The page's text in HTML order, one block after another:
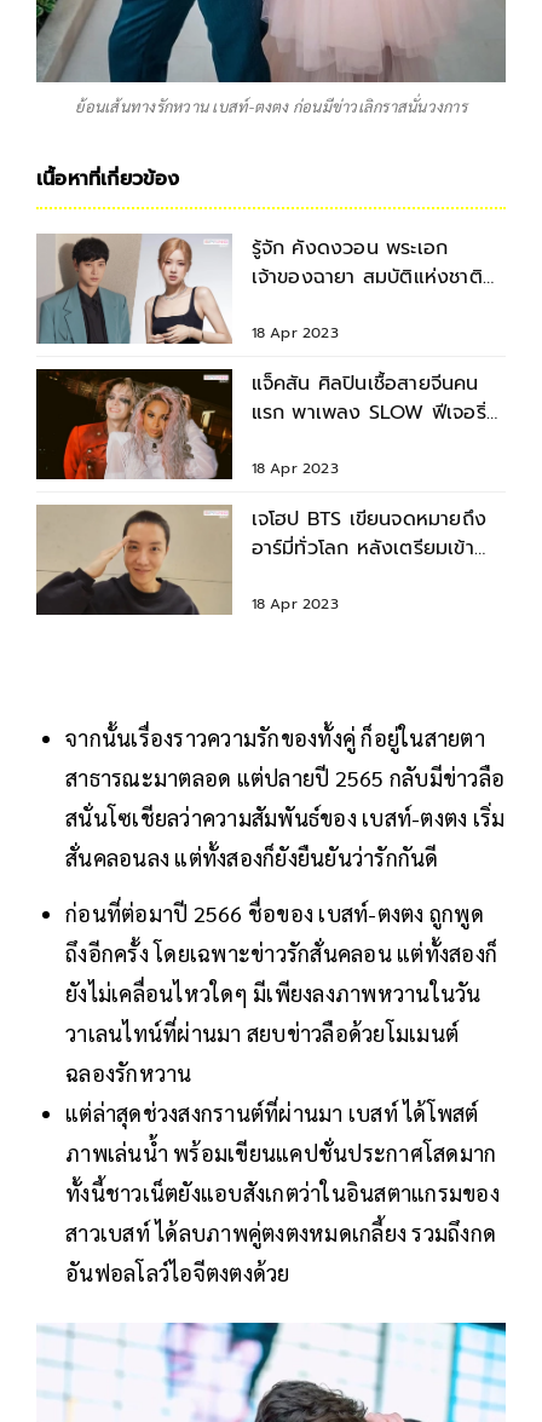
ย้อนเส้นทางรักหวาน เบสท์-ตงตง ก่อนมีข่าวเลิกราสนั่นวงการ
เนื้อหาที่เกี่ยวข้อง
รู้จัก คังดงวอน พระเอก
เจ้าของฉายา สมบัติแห่งชาติ
18 Apr 2023
แจ็คสัน ศิลปินเชื้อสายจีนคน
แรก พาเพลง SLOW ฟีเจอริ่ง
18 Apr 2023
เจโฮป BTS เขียนจดหมายถึง
อาร์มี่ทั่วโลก หลังเตรียมเข้า
18 Apr 2023
จากนั้นเรื่องราวความรักของทั้งคู่ ก็อยู่ในสายตา
สาธารณะมาตลอด แต่ปลายปี 2565 กลับมีข่าวลือ
สนั่นโซเชียลว่าความสัมพันธ์ของ เบสท์-ตงตง เริ่ม
สั่นคลอนลง แต่ทั้งสองก็ยังยืนยันว่ารักกันดี
ก่อนที่ต่อมาปี 2566 ชื่อของ เบสท์-ตงตง ถูกพูด
ถึงอีกครั้ง โดยเฉพาะข่าวรักสั่นคลอน แต่ทั้งสองก็
ยังไม่เคลื่อนไหวใดๆ มีเพียงลงภาพหวานในวัน
วาเลนไทน์ที่ผ่านมา สยบข่าวลือด้วยโมเมนต์
ฉลองรักหวาน
แต่ล่าสุดช่วงสงกรานต์ที่ผ่านมา เบสท์ ได้โพสต์
ภาพเล่นน้ำ พร้อมเขียนแคปชั่นประกาศโสดมาก
ทั้งนี้ชาวเน็ตยังแอบสังเกตว่าในอินสตาแกรมของ
สาวเบสท์ ได้ลบภาพคู่ตงตงหมดเกลี้ยง รวมถึงกด
อันฟอลโลว์ไอจีตงตงด้วย